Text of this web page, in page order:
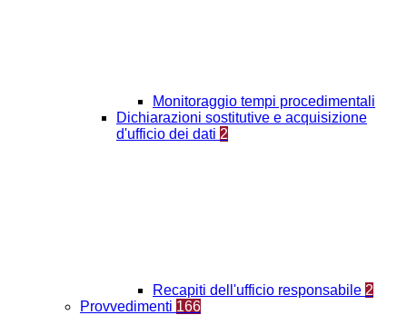
Monitoraggio tempi procedimentali
Dichiarazioni sostitutive e acquisizione
d'ufficio dei dati 2
Recapiti dell'ufficio responsabile 2
Provvedimenti 166